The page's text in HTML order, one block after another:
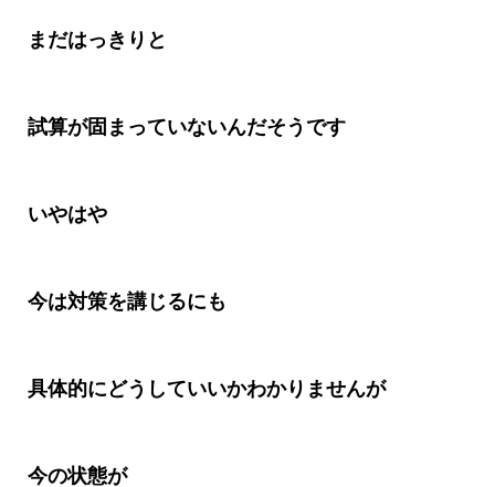
まだはっきりと
試算が固まっていないんだそうです
いやはや
今は対策を講じるにも
具体的にどうしていいかわかりませんが
今の状態が